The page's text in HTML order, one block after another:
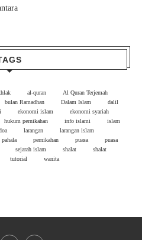
al-quran
Al Quran Terjemah
bulan Ramadhan Dalam Islam
dalil
ekonomi islam
ekonomi syariah
hukum pernikahan info islami
islam
larangan
larangan islam
pahala pernikahan puasa
puasa
sejarah islam shalat
shalat
tutorial wanita